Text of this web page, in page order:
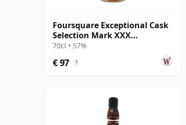
Foursquare Exceptional Cask
Selection Mark XXX
Penultimus Sin 15 jaar oud
70cl • 57%
€ 97 ?